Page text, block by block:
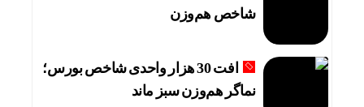
شاخص هم‌وزن
افت 30 هزار واحدی شاخص بورس؛
نماگر هم‌وزن سبز ماند